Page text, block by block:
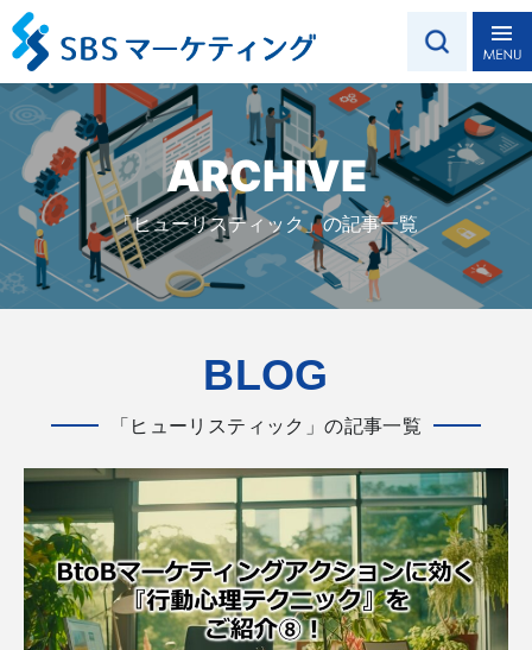
ARCHIVE
「ヒューリスティック」の記事一覧
BLOG
「ヒューリスティック」の記事一覧